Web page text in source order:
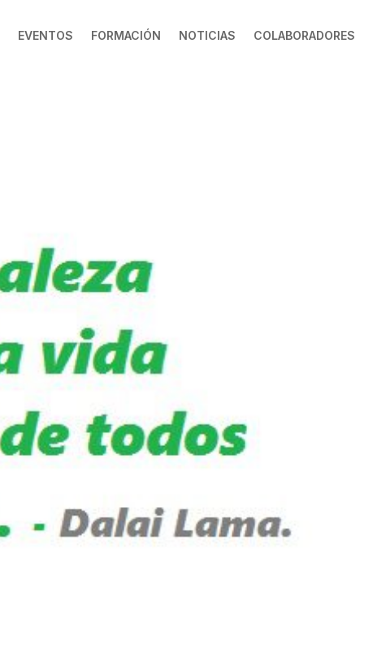
EVENTOS FORMACIÓN NOTICIAS COLABORADORES